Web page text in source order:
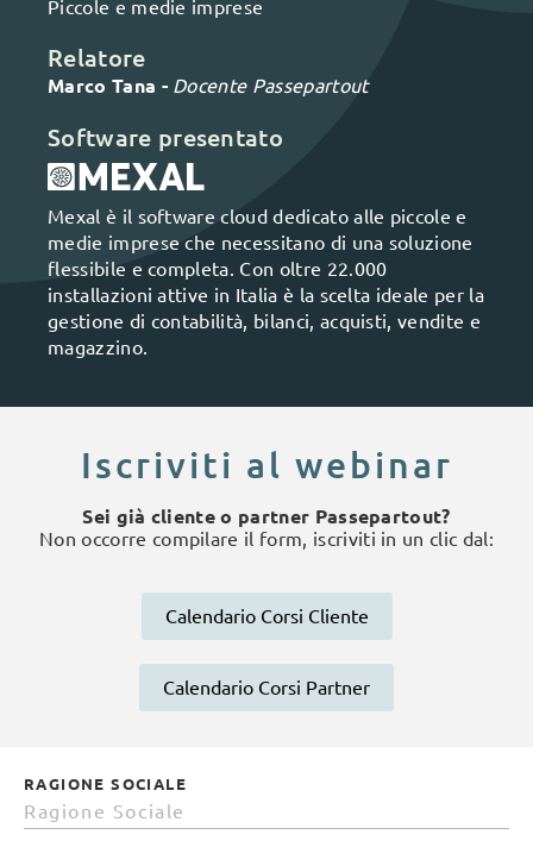
Piccole e medie imprese
Relatore
Marco Tana - Docente Passepartout
Software presentato
Mexal è il software cloud dedicato alle piccole e
medie imprese che necessitano di una soluzione
flessibile e completa. Con oltre 22.000
installazioni attive in Italia è la scelta ideale per la
gestione di contabilità, bilanci, acquisti, vendite e
magazzino.
Iscriviti al webinar
Sei già cliente o partner Passepartout?
Non occorre compilare il form, iscriviti in un clic dal:
Calendario Corsi Cliente
Calendario Corsi Partner
RAGIONE SOCIALE